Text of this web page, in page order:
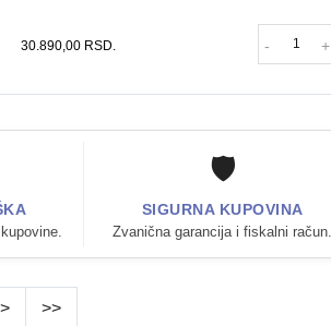
30.890,00 RSD. - +
🛡️
SIGURNA KUPOVINA
Zvanična garancija i fiskalni račun.
> >>